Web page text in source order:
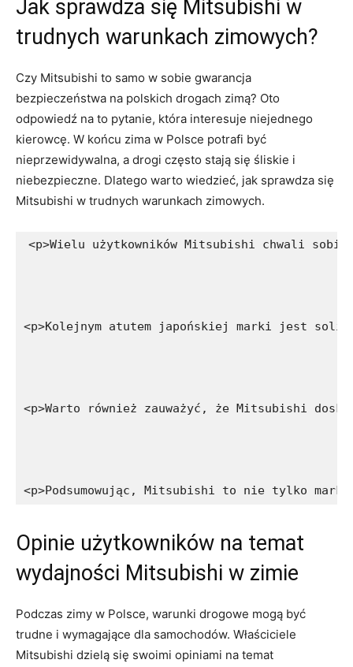
Jak sprawdza się⁢ Mitsubishi w
trudnych warunkach zimowych?
Czy ⁢Mitsubishi to samo w ‌sobie gwarancja
bezpieczeństwa na polskich drogach zimą? Oto
odpowiedź na to pytanie,⁢ która interesuje niejednego
⁤kierowcę. W końcu zima w⁤ Polsce potrafi być
nieprzewidywalna,⁤ a drogi często stają się⁣ śliskie i
niebezpieczne. Dlatego warto wiedzieć, jak sprawdza się
Mitsubishi w trudnych warunkach zimowych.
<p>Wielu użytkowników Mitsubishi chwali
<p>Kolejnym atutem japońskiej marki jest
<p>Warto również zauważyć, że Mitsubishi
<p>Podsumowując, Mitsubishi to nie tylko
Opinie użytkowników na temat⁣
wydajności Mitsubishi w zimie
Podczas zimy w Polsce, warunki drogowe mogą być
trudne i wymagające dla samochodów. Właściciele
Mitsubishi dzielą się swoimi opiniami na temat​